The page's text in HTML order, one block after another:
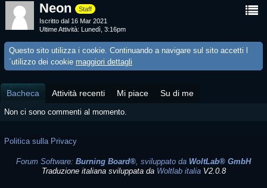
Neon
Staff
Iscritto dal 16 Mar 2021
Ultime Attività Lunedì, 3:16pm
Questo sito utilizza i cookie. Continuando a navigare sul sito accetti l
´utilizzo dei cookie maggiori dettagli
Bacheca Attività recenti Mi piace Su di me
Non ci sono commenti al momento.
Politica sulla Privacy
Forum Software: Burning Board®, sviluppato da WoltLab® GmbH
Traduzione italiana sviluppata da Woltlab italiaV2.0.8